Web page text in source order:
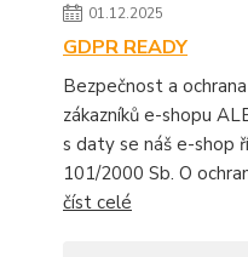
01.12.2025
GDPR READY
Bezpečnost a
zákazníků e-shopu
s daty se náš e-shop
101/2000 Sb. O
číst celé